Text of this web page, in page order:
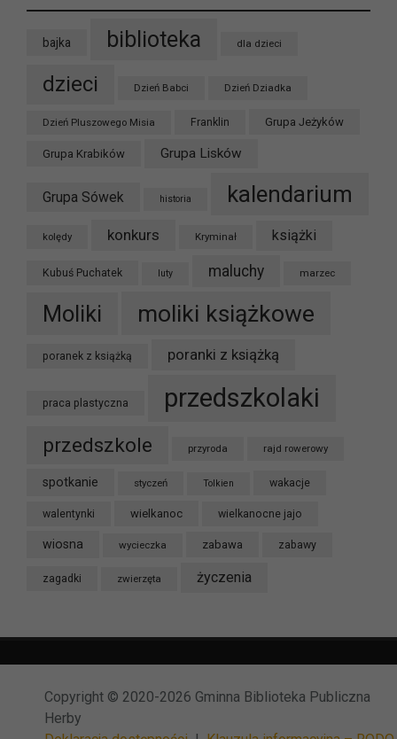
bajka biblioteka dla dzieci
dzieci Dzień Babci Dzień Dziadka
Dzień Pluszowego Misia Franklin Grupa Jeżyków
Grupa Krabików Grupa Lisków
Grupa Sówek historia kalendarium
kolędy konkurs Kryminał książki
Kubuś Puchatek luty maluchy marzec
Moliki moliki książkowe
poranek z książką poranki z książką
praca plastyczna przedszkolaki
przedszkole przyroda rajd rowerowy
spotkanie styczeń Tolkien wakacje
walentynki wielkanoc wielkanocne jajo
wiosna wycieczka zabawa zabawy
zagadki zwierzęta życzenia
Copyright © 2020-2026 Gminna Biblioteka Publiczna
Herby